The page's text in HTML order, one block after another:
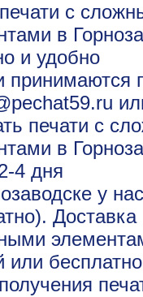
с
в
и удобно
принимаются
печати с
в
4 дня
у
или бесплатно